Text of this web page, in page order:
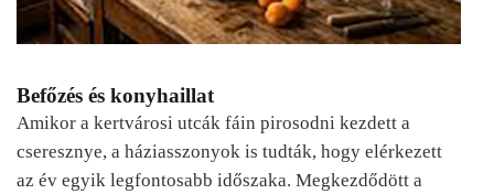
Befőzés és konyhaillat
Amikor a kertvárosi utcák fáin pirosodni kezdett a
cseresznye, a háziasszonyok is tudták, hogy elérkezett
az év egyik legfontosabb időszaka. Megkezdődött a